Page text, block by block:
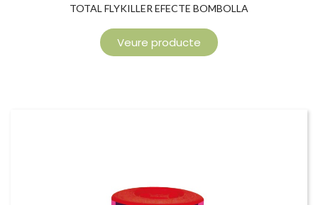
TOTAL FLYKILLER EFECTE BOMBOLLA
Veure producte